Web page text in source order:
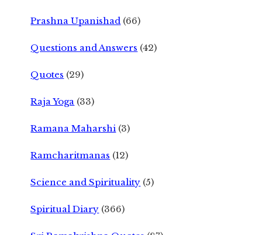
Prashna Upanishad (66)
Questions and Answers (42)
Quotes (29)
Raja Yoga (33)
Ramana Maharshi (3)
Ramcharitmanas (12)
Science and Spirituality (5)
Spiritual Diary (366)